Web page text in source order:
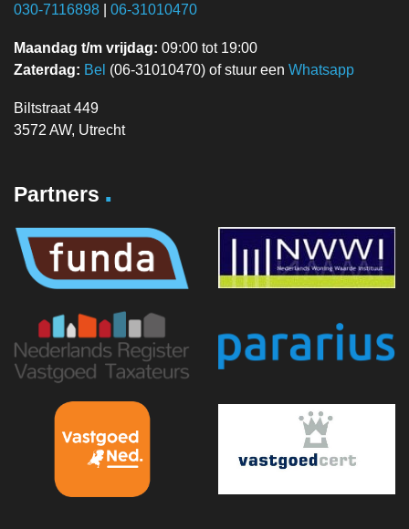
030-7116898
06-31010470
Maandag t/m vrijdag: 09:00 tot 19:00
Zaterdag: Bel (06-31010470) of stuur een Whatsapp
Biltstraat 449
3572 AW, Utrecht
Partners .